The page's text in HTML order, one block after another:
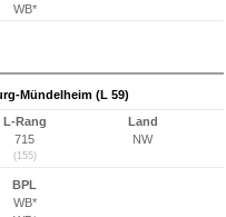
WB*
Mündelheim (L 59)
L-Rang
715
(155)
Land
NW
BPL
WB*